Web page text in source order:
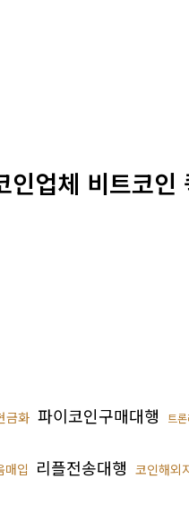
업체 비트코인
금화 파이코인구매대행 트
매입 리플전송대행 코인해외